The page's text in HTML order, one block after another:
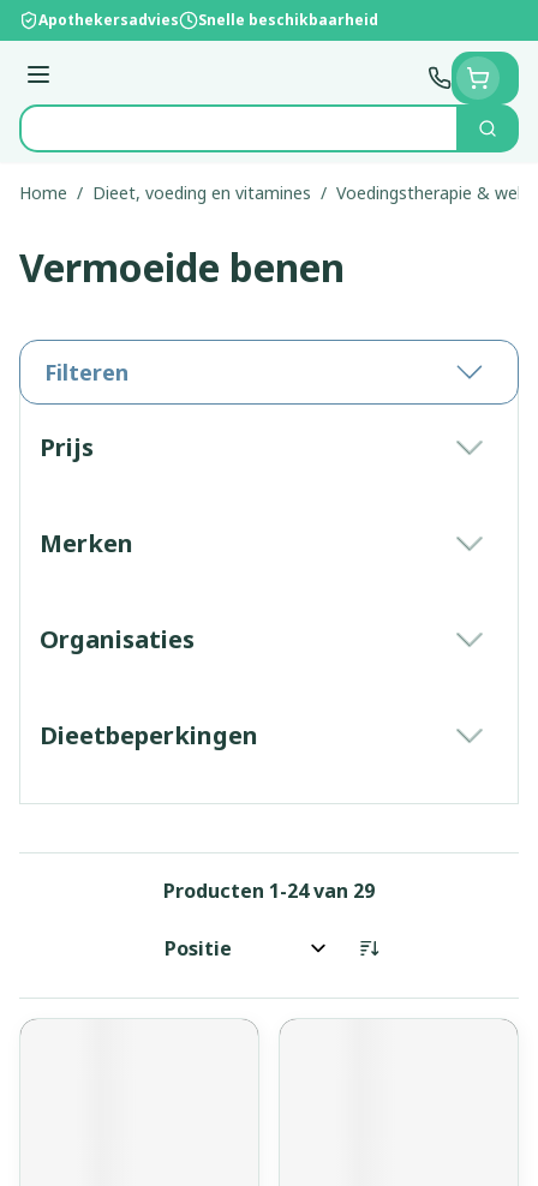
Ga naar de inhoud
Apothekersadvies Snelle beschikbaarheid
Menu
Product, merk, categorie...
Zoek
Home / Dieet, voeding en vitamines / Voedingstherapie &
Vermoeide benen
Filteren
Prijs
Merken
Organisaties
Dieetbeperkingen
Producten 1-24van 29
Sorteer op: